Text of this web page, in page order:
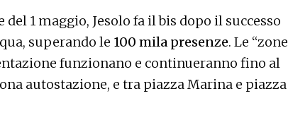
1 maggio, Jesolo fa il bis dopo il successo
superando le 100 mila presenze. Le “zone
funzionano e continueranno fino al
autostazione, e tra piazza Marina e piazza